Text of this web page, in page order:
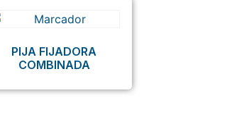
PIJA FIJADORA
COMBINADA